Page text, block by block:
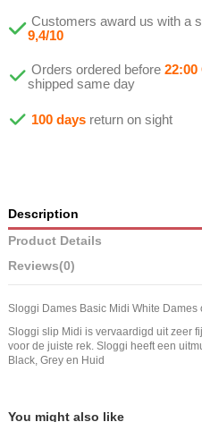
Customers award us with a
9,4/10
Orders ordered before 22:00
shipped same day
100 days return on sight
Description
Product Details
Reviews(0)
Sloggi Dames Basic Midi White Dames
Sloggi slip Midi is vervaardigd uit zeer
voor de juiste rek. Sloggi heeft een
Black, Grey en Huid
You might also like